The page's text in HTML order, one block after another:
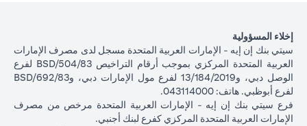
إخلاء المسؤولية
سيتي بنك إن إيه - الإمارات العربية المتحدة مسجل لدى مصرف الإمارات
العربية المتحدة المركزي بموجب أرقام التراخيص BSD/504/83 لفرع
الوصل دبي، و13/184/2019 لفرع مول الإمارات دبي، وBSD/692/83
لفرع أبوظبي. هاتف: 043114000.
فرع سيتي بنك إن إيه - الإمارات العربية المتحدة مرخص من مصرف
الإمارات العربية المتحدة المركزي كفرع لبنك أجنبي.